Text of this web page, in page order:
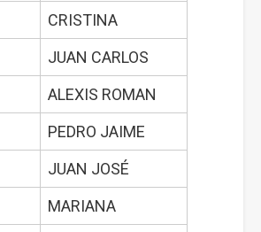
CRISTINA
JUAN CARLOS
ALEXIS ROMAN
PEDRO JAIME
JUAN JOSÉ
MARIANA